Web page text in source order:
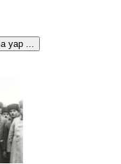
yap ...